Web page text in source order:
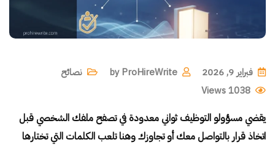
فبراير 9, 2026 byProHireWrite
نصائح
1038
يقضي مسؤولو التوظيف ثواني معدودة في تصفح ملفك الشخصي قبل
اتخاذ قرار بالتواصل معك أو تجاوزك وهنا تلعب الكلمات التي تختارها